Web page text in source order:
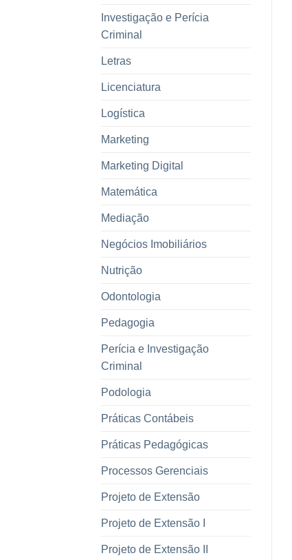
Investigação e Perícia
Criminal
Letras
Licenciatura
Logística
Marketing
Marketing Digital
Matemática
Mediação
Negócios Imobiliários
Nutrição
Odontologia
Pedagogia
Perícia e Investigação
Criminal
Podologia
Práticas Contábeis
Práticas Pedagógicas
Processos Gerenciais
Projeto de Extensão
Projeto de Extensão I
Projeto de Extensão II